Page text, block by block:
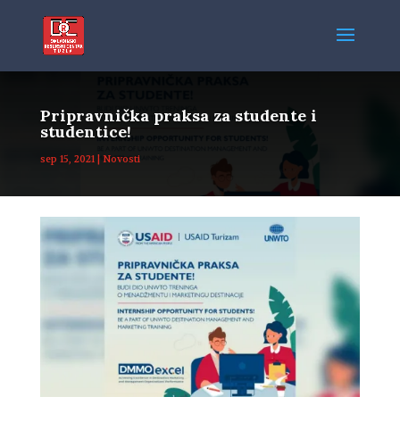
Pripravnička praksa za studente i
studentice!
sep 15, 2021| Novosti